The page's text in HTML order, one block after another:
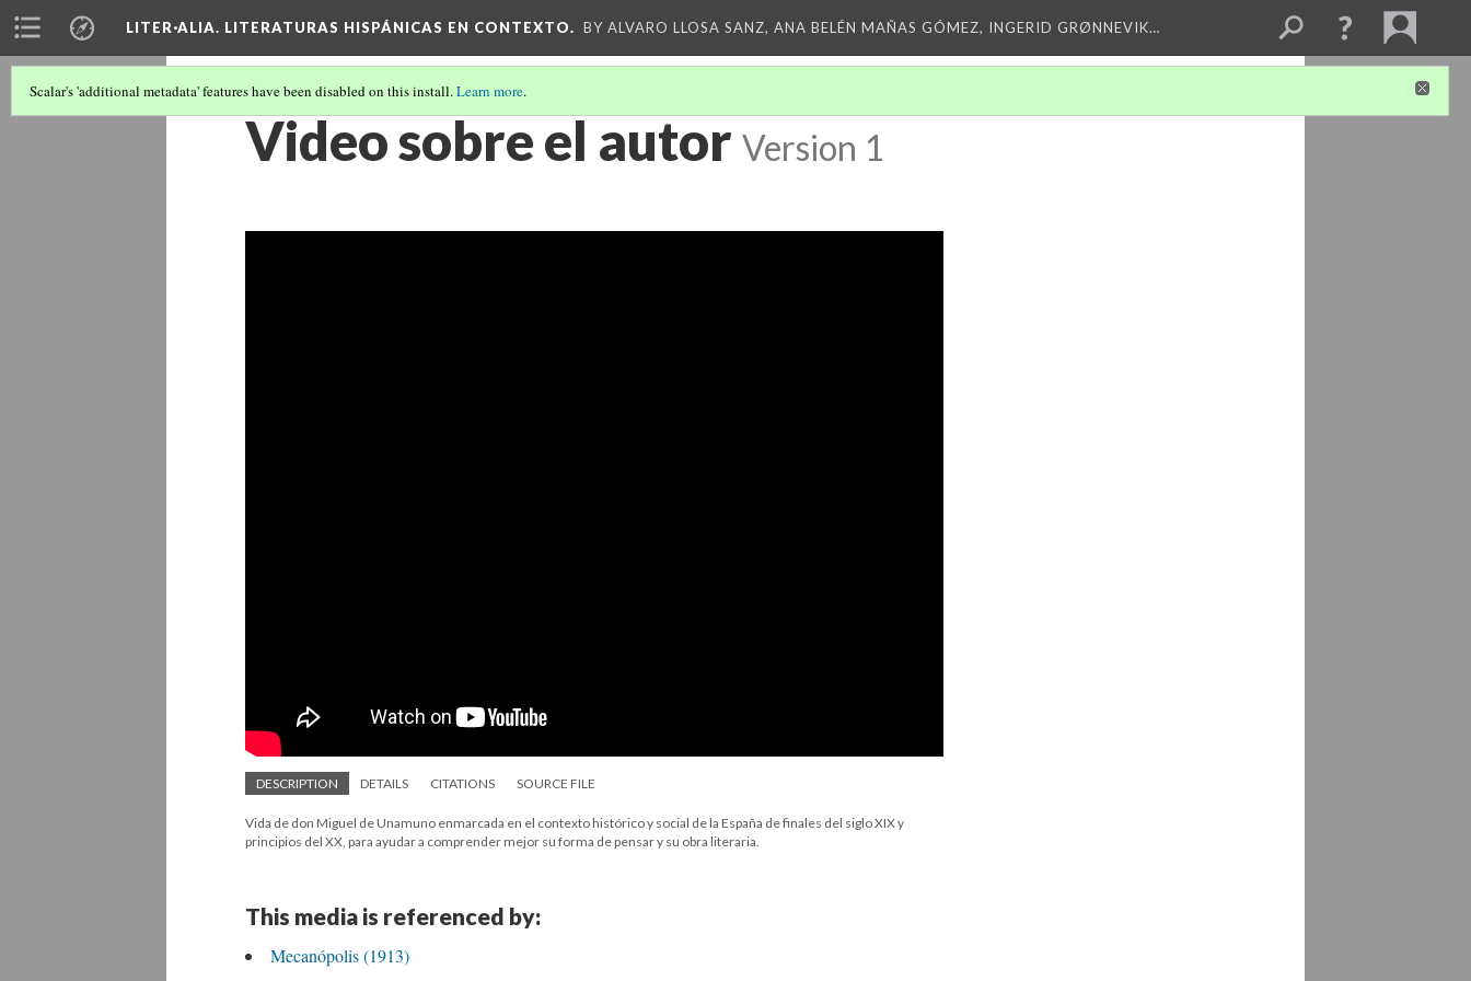
LITER·ALIA. LITERATURAS HISPÁNICAS EN CONTEXTO. BY ALVARO LLOSA SANZ, ANA BELÉN MAÑAS GÓMEZ, INGERID GRØNNEVIK…
Scalar's 'additional metadata' features have been disabled on this install.Learn more.
Video sobre el autor Version 1
DESCRIPTION DETAILS CITATIONS SOURCE FILE
Vida de don Miguel de Unamuno enmarcada en el contexto histórico y social de la España de finales del siglo XIX y
principios del XX, para ayudar a comprender mejor su forma de pensar y su obra literaria.
This media is referenced by:
Mecanópolis (1913)